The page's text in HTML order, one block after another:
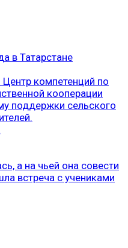
в Татарстане
Центр компетенций по
кооперации
поддержки сельского
а на чьей она совести
встреча с учениками